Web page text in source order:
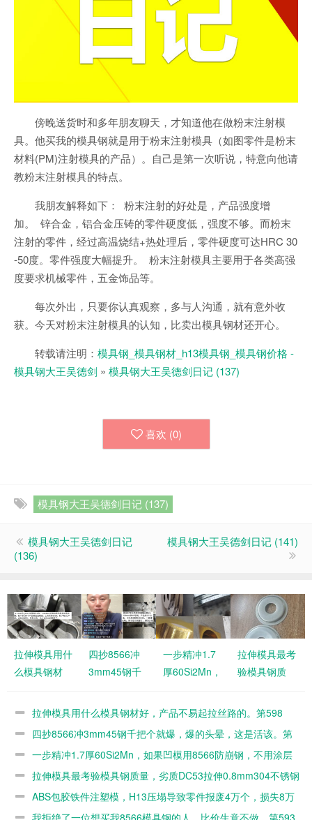
傍晚送货时和多年朋友聊天，才知道他在做粉末注射模
具。他买我的模具钢就是用于粉末注射模具（如图零件是粉末
材料(PM)注射模具的产品）。自己是第一次听说，特意向他请
教粉末注射模具的特点。
我朋友解释如下： 粉末注射的好处是，产品强度增
加。 锌合金，铝合金压铸的零件硬度低，强度不够。而粉末
注射的零件，经过高温烧结+热处理后，零件硬度可达HRC 30
-50度。零件强度大幅提升。 粉末注射模具主要用于各类高强
度要求机械零件，五金饰品等。
每次外出，只要你认真观察，多与人沟通，就有意外收
获。今天对粉末注射模具的认知，比卖出模具钢材还开心。
转载请注明： 模具钢_模具钢材_h13模具钢_模具钢价格 -
模具钢大王吴德剑 » 模具钢大王吴德剑日记 (137)
喜欢 (0)
模具钢大王吴德剑日记 (137)
模具钢大王吴德剑日记
(136)
模具钢大王吴德剑日记 (141)
拉伸模具用什
么模具钢材
起拉丝路的。
四抄8566冲
3mm45钢千
的头晕，这是
篇
一步精冲1.7
厚60Si2Mn，
8566防崩
的。第596篇
拉伸模具最考
验模具钢质
DC53拉伸
锈钢几百个就
毛了。第595
篇
拉伸模具用什么模具钢材好，产品不易起拉丝路的。第598
篇
四抄8566冲3mm45钢千把个就爆，爆的头晕，这是活该。第
597篇一步精冲1.7厚60Si2Mn，如果凹模用8566防崩钢，不用涂层
的。第596篇
拉伸模具最考验模具钢质量，劣质DC53拉伸0.8mm304不锈钢
几百个就毛了。第595篇
ABS包胶铁件注塑模，H13压塌导致零件报废4万个，损失8万
元。第594篇
我拒绝了一位想买我8566模具钢的人，比价生意不做。第593